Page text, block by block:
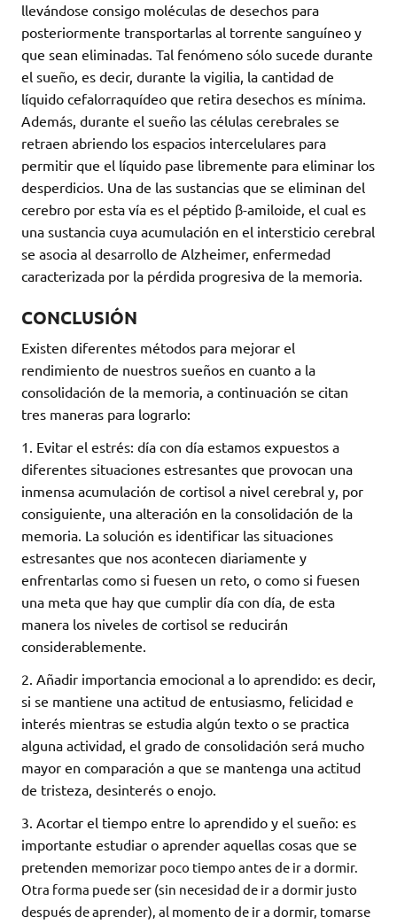
llevándose consigo moléculas de desechos para
posteriormente transportarlas al torrente sanguíneo y
que sean eliminadas. Tal fenómeno sólo sucede durante
el sueño, es decir, durante la vigilia, la cantidad de
líquido cefalorraquídeo que retira desechos es mínima.
Además, durante el sueño las células cerebrales se
retraen abriendo los espacios intercelulares para
permitir que el líquido pase libremente para eliminar los
desperdicios. Una de las sustancias que se eliminan del
cerebro por esta vía es el péptido β-amiloide, el cual es
una sustancia cuya acumulación en el intersticio cerebral
se asocia al desarrollo de Alzheimer, enfermedad
caracterizada por la pérdida progresiva de la memoria.
CONCLUSIÓN
Existen diferentes métodos para mejorar el
rendimiento de nuestros sueños en cuanto a la
consolidación de la memoria, a continuación se citan
tres maneras para lograrlo:
1. Evitar el estrés: día con día estamos expuestos a
diferentes situaciones estresantes que provocan una
inmensa acumulación de cortisol a nivel cerebral y, por
consiguiente, una alteración en la consolidación de la
memoria. La solución es identificar las situaciones
estresantes que nos acontecen diariamente y
enfrentarlas como si fuesen un reto, o como si fuesen
una meta que hay que cumplir día con día, de esta
manera los niveles de cortisol se reducirán
considerablemente.
2. Añadir importancia emocional a lo aprendido: es decir,
si se mantiene una actitud de entusiasmo, felicidad e
interés mientras se estudia algún texto o se practica
alguna actividad, el grado de consolidación será mucho
mayor en comparación a que se mantenga una actitud
de tristeza, desinterés o enojo.
3. Acortar el tiempo entre lo aprendido y el sueño: es
importante estudiar o aprender aquellas cosas que se
pretenden memorizar poco tiempo antes de ir a dormir.
Otra forma puede ser (sin necesidad de ir a dormir justo
después de aprender), al momento de ir a dormir, tomarse